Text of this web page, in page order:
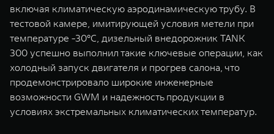
включая климатическую аэродинамическую трубу. В
тестовой камере, имитирующей условия метели при
температуре -30°C, дизельный внедорожник TANK
300 успешно выполнил такие ключевые операции, как
холодный запуск двигателя и прогрев салона, что
продемонстрировало широкие инженерные
возможности GWM и надежность продукции в
условиях экстремальных климатических температур.